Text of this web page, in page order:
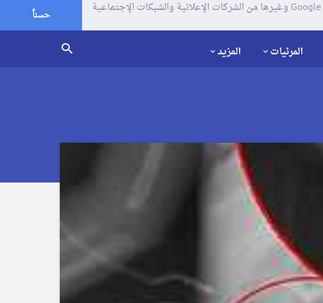
يستخدم موقعنا ملفات تعريف الإرتباط (الكوكيز) لتحليل زياراتك وإستخدامك للموقع و تتم مشاركة بعض المعلومات مع Google وغيرها من الشركات الإعلانية والشبكات الإجتماعية
حسناً
المرئيات المزيد